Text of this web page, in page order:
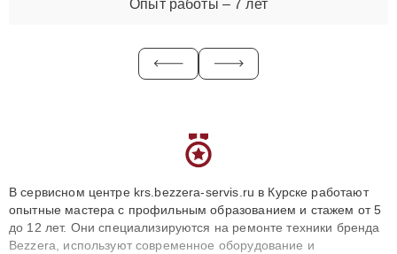
Опыт работы – 7 лет
В сервисном центре krs.bezzera-servis.ru в Курске работают
опытные мастера с профильным образованием и стажем от 5
до 12 лет. Они специализируются на ремонте техники бренда
Bezzera, используют современное оборудование и